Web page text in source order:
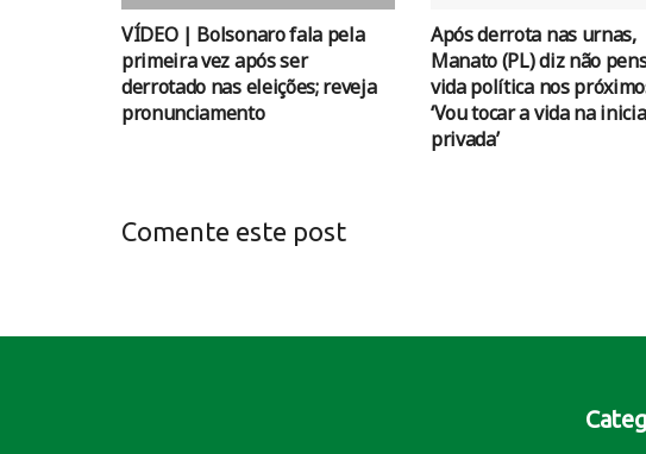
VÍDEO | Bolsonaro fala pela
primeira vez após ser
derrotado nas eleições; reveja
pronunciamento
Após derrota nas urnas,
Manato (PL) diz não
vida política nos
‘Vou tocar a vida na
privada’
Comente este post